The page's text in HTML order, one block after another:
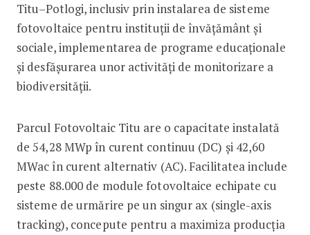
Titu–Potlogi, inclusiv prin instalarea de sisteme
fotovoltaice pentru instituții de învățământ și
sociale, implementarea de programe educaționale
și desfășurarea unor activități de monitorizare a
biodiversității.
Parcul Fotovoltaic Titu are o capacitate instalată
de 54,28 MWp în curent continuu (DC) și 42,60
MWac în curent alternativ (AC). Facilitatea include
peste 88.000 de module fotovoltaice echipate cu
sisteme de urmărire pe un singur ax (single-axis
tracking), concepute pentru a maximiza producția